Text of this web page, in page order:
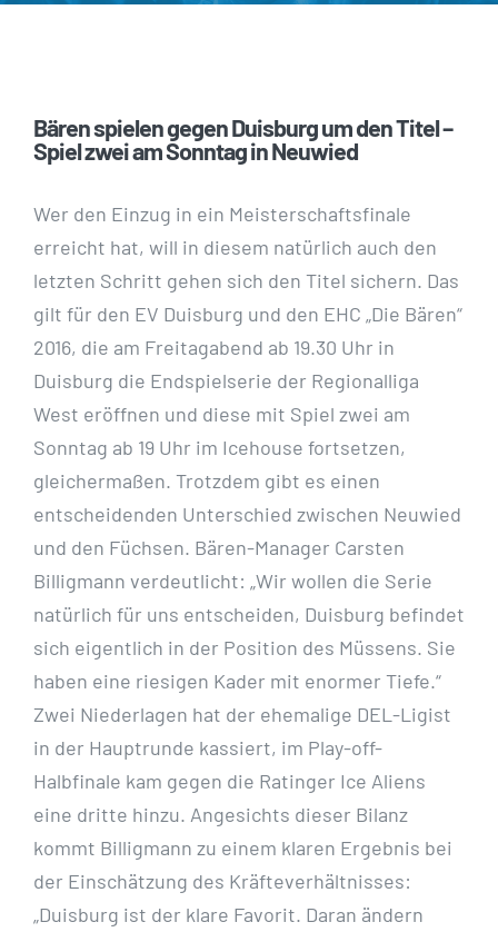
Bären spielen gegen Duisburg um den Titel –
Spiel zwei am Sonntag in Neuwied
Wer den Einzug in ein Meisterschaftsfinale
erreicht hat, will in diesem natürlich auch den
letzten Schritt gehen sich den Titel sichern. Das
gilt für den EV Duisburg und den EHC „Die Bären“
2016, die am Freitagabend ab 19.30 Uhr in
Duisburg die Endspielserie der Regionalliga
West eröffnen und diese mit Spiel zwei am
Sonntag ab 19 Uhr im Icehouse fortsetzen,
gleichermaßen. Trotzdem gibt es einen
entscheidenden Unterschied zwischen Neuwied
und den Füchsen. Bären-Manager Carsten
Billigmann verdeutlicht: „Wir wollen die Serie
natürlich für uns entscheiden, Duisburg befindet
sich eigentlich in der Position des Müssens. Sie
haben eine riesigen Kader mit enormer Tiefe.“
Zwei Niederlagen hat der ehemalige DEL-Ligist
in der Hauptrunde kassiert, im Play-off-
Halbfinale kam gegen die Ratinger Ice Aliens
eine dritte hinzu. Angesichts dieser Bilanz
kommt Billigmann zu einem klaren Ergebnis bei
der Einschätzung des Kräfteverhältnisses:
„Duisburg ist der klare Favorit. Daran ändern